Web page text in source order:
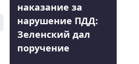
наказание за
нарушение ПДД:
Зеленский дал
поручение